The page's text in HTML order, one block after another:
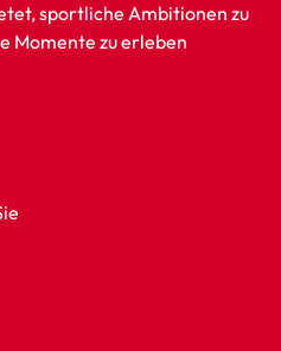
sportliche Ambitionen zu
Momente zu erleben